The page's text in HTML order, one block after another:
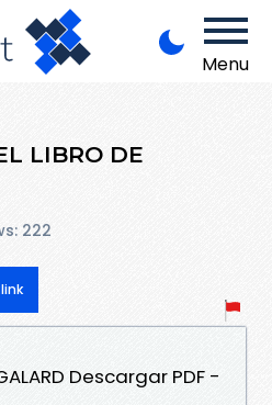
Menu
LIBRO DE
222
Descargar PDF -